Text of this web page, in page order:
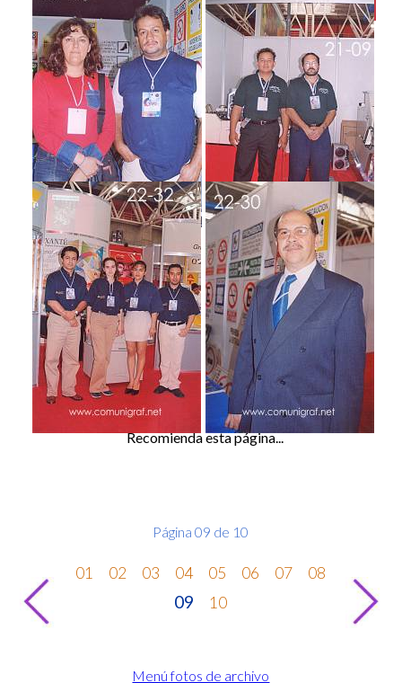
Recomienda esta página...
Página 09 de 10
01 02 03 04 05 06 07 08
09 10
Menú fotos de archivo